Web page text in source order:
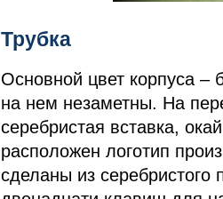
Трубка
Основной цвет корпуса
на нем незаметны. На
серебристая вставка,
расположен логотип
сделаны из